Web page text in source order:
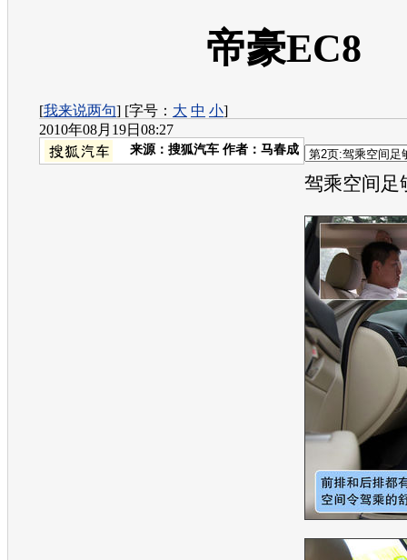
帝豪EC8
[我来说两句] [字号： 大 中 小]
2010年08月19日08:27
来源： 搜狐汽车 作者：马春成
驾乘空间足